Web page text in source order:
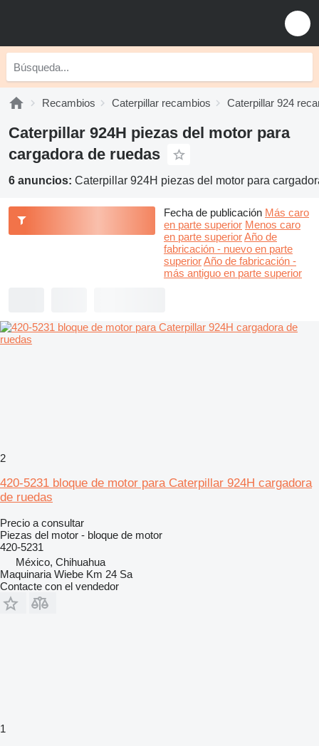
Recambios Caterpillar recambios Caterpillar 924
Caterpillar 924H piezas del motor para
cargadora de ruedas
6 anuncios: Caterpillar 924H piezas del motor para
Fecha de publicación Más caro
en parte superior Menos caro
en parte superiorAño de
fabricación - nuevo en parte
superiorAño de fabricación -
más antiguo en parte superior
2
420-5231 bloque de motor para Caterpillar 924H cargadora
de ruedas
Precio a consultar
Piezas del motor - bloque de motor
420-5231
México, Chihuahua
Maquinaria Wiebe Km 24 Sa
Contacte con el vendedor
1